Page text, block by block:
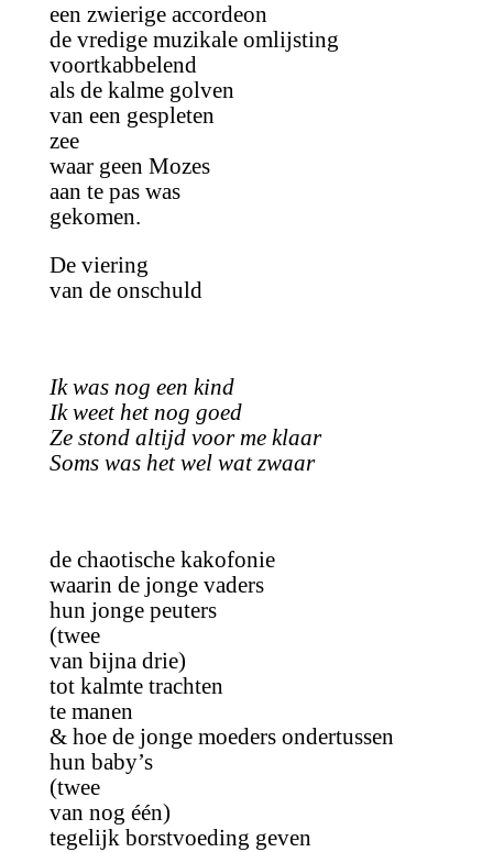
een zwierige accordeon
de vredige muzikale omlijsting
voortkabbelend
als de kalme golven
van een gespleten
zee
waar geen Mozes
aan te pas was
gekomen.
De viering
van de onschuld
Ik was nog een kind
Ik weet het nog goed
Ze stond altijd voor me klaar
Soms was het wel wat zwaar
de chaotische kakofonie
waarin de jonge vaders
hun jonge peuters
(twee
van bijna drie)
tot kalmte trachten
te manen
& hoe de jonge moeders ondertussen
hun baby’s
(twee
van nog één)
tegelijk borstvoeding geven